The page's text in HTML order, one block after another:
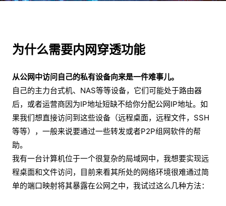
为什么需要内网穿透功能
从公网中访问自己的私有设备向来是一件难事儿。
自己的主力台式机、NAS等等设备，它们可能处于路由器
后，或者运营商因为IP地址短缺不给你分配公网IP地址。如
果我们想直接访问到这些设备（远程桌面，远程文件，SSH
等等），一般来说要通过一些转发或者P2P组网软件的帮
助。
我有一台计算机位于一个很复杂的局域网中，我想要实现远
程桌面和文件访问，目前来看其所处的网络环境很难通过简
单的端口映射将其暴露在公网之中，我试过这么几种方法：